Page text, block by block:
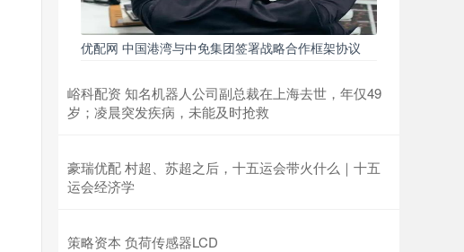
优配网 中国港湾与中免集团签署战略合作框架协议
峪科配资 知名机器人公司副总裁在上海去世，年仅49
岁；凌晨突发疾病，未能及时抢救
豪瑞优配 村超、苏超之后，十五运会带火什么｜十五
运会经济学
策略资本 负荷传感器LCD